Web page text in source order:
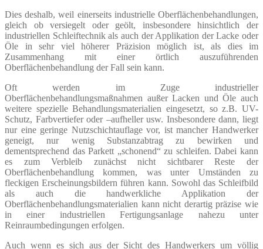
Dies deshalb, weil einerseits industrielle Oberflächenbehandlungen,
gleich ob versiegelt oder geölt, insbesondere hinsichtlich der
industriellen Schleiftechnik als auch der Applikation der Lacke oder
Öle in sehr viel höherer Präzision möglich ist, als dies im
Zusammenhang mit einer örtlich auszuführenden
Oberflächenbehandlung der Fall sein kann.
Oft werden im Zuge industrieller
Oberflächenbehandlungsmaßnahmen außer Lacken und Öle auch
weitere spezielle Behandlungsmaterialien eingesetzt, so z.B. UV-
Schutz, Farbvertiefer oder –aufheller usw. Insbesondere dann, liegt
nur eine geringe Nutzschichtauflage vor, ist mancher Handwerker
geneigt, nur wenig Substanzabtrag zu bewirken und
dementsprechend das Parkett „schonend“ zu schleifen. Dabei kann
es zum Verbleib zunächst nicht sichtbarer Reste der
Oberflächenbehandlung kommen, was unter Umständen zu
fleckigen Erscheinungsbildern führen kann. Sowohl das Schleifbild
als auch die handwerkliche Applikation der
Oberflächenbehandlungsmaterialien kann nicht derartig präzise wie
in einer industriellen Fertigungsanlage nahezu unter
Reinraumbedingungen erfolgen.
Auch wenn es sich aus der Sicht des Handwerkers um völlig